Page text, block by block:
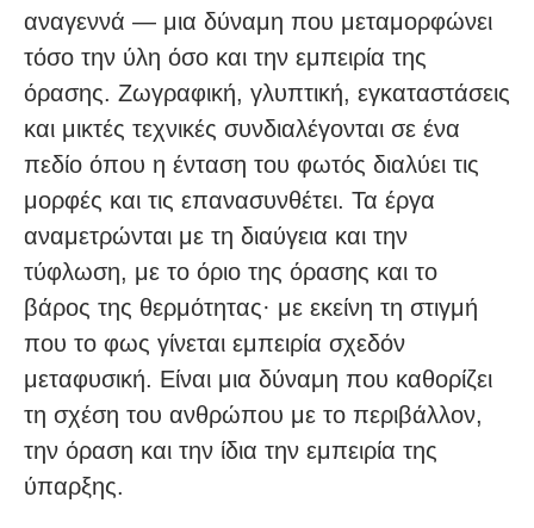
αναγεννά — μια δύναμη που μεταμορφώνει
τόσο την ύλη όσο και την εμπειρία της
όρασης. Ζωγραφική, γλυπτική, εγκαταστάσεις
και μικτές τεχνικές συνδιαλέγονται σε ένα
πεδίο όπου η ένταση του φωτός διαλύει τις
μορφές και τις επανασυνθέτει. Τα έργα
αναμετρώνται με τη διαύγεια και την
τύφλωση, με το όριο της όρασης και το
βάρος της θερμότητας· με εκείνη τη στιγμή
που το φως γίνεται εμπειρία σχεδόν
μεταφυσική. Είναι μια δύναμη που καθορίζει
τη σχέση του ανθρώπου με το περιβάλλον,
την όραση και την ίδια την εμπειρία της
ύπαρξης.